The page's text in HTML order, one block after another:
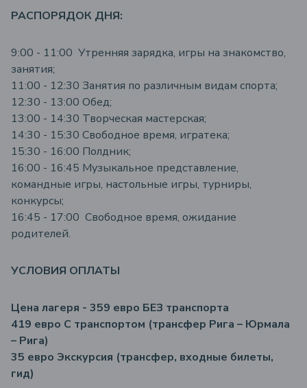
РАСПОРЯДОК ДНЯ:
9:00 - 11:00 Утренняя зарядка, игры на знакомство,
занятия;
11:00 - 12:30 Занятия по различным видам спорта;
12:30 - 13:00 Обед;
13:00 - 14:30 Творческая мастерская;
14:30 - 15:30 Свободное время, игратека;
15:30 - 16:00 Полдник;
16:00 - 16:45 Музыкальное представление,
командные игры, настольные игры, турниры,
конкурсы;
16:45 - 17:00 Свободное время, ожидание
родителей.
УСЛОВИЯ ОПЛАТЫ
Цена лагеря - 359 евро БЕЗ транспорта
419 евро С транспортом (трансфер Рига – Юрмала
– Рига)
35 евро Экскурсия (трансфер, входные билеты,
гид)